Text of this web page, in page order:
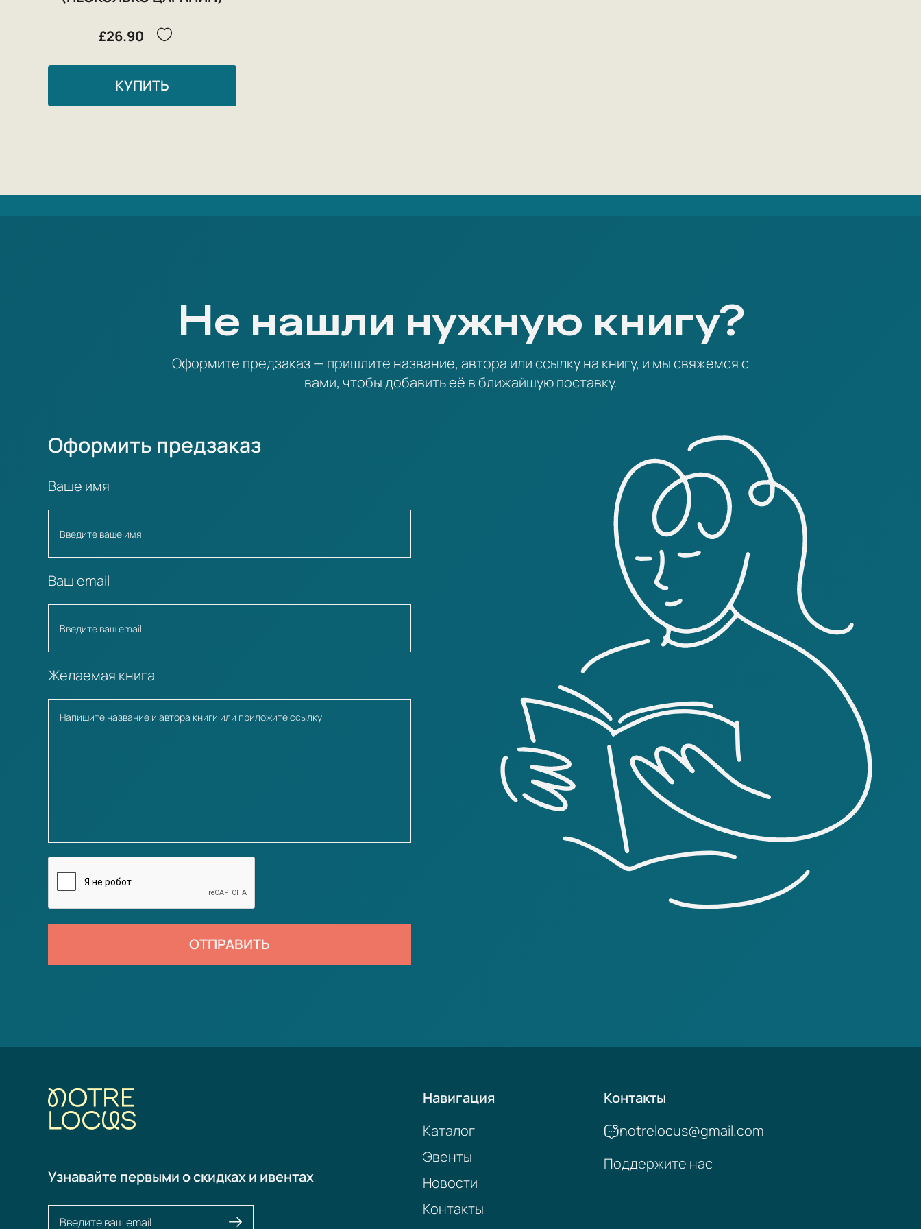
£26.90
КУПИТЬ
Не нашли нужную книгу?
Оформите предзаказ — пришлите название, автора или ссылку на книгу, и мы свяжемся с
вами, чтобы добавить её в ближайшую поставку.
Оформить предзаказ
Ваше имя
Ваш email
Желаемая книга
ОТПРАВИТЬ
Узнавайте первыми о скидках и ивентах
Навигация
Каталог
Эвенты
Новости
Контакты
Контакты
notrelocus@gmail.com
Поддержите нас